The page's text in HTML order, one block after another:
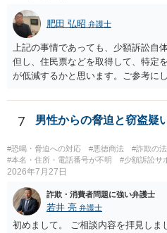
（わいせつ行為）の疑いがあります
能です。肥田 弘昭 弁護士
上記の事情であっても、少額訴訟自
但し、住民票などを取得して、特定
が低減するかと思います。ご参考に
7 男性からの脅迫と窃盗疑
#恐喝・脅迫への対応 #悪徳商法
#詐欺の
#本名・住所・電話番号が不明
#少額訴訟サ
2026年7月27日
詐欺・消費者問題に強い弁護士
若井 亮 弁護士
初めまして。 ご相談内容を拝見しま